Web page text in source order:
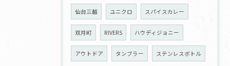
仙台三越 ユニクロ スパイスカレー
双月町 RIVERS ハウディジョニー
アウトドア タンブラー ステンレスボトル